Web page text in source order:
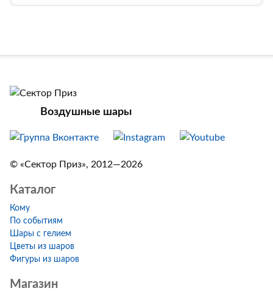
Воздушные шары
© «Сектор Приз», 2012—2026
Каталог
Кому
По событиям
Шары с гелием
Цветы из шаров
Фигуры из шаров
Магазин